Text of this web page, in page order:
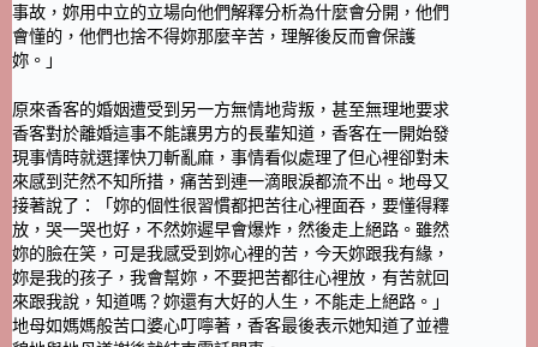
事故，妳用中立的立場向他們解釋分析為什麼會分開，他們
會懂的，他們也捨不得妳那麼辛苦，理解後反而會保護
妳。」
原來香客的婚姻遭受到另一方無情地背叛，甚至無理地要求
香客對於離婚這事不能讓男方的長輩知道，香客在一開始發
現事情時就選擇快刀斬亂麻，事情看似處理了但心裡卻對未
來感到茫然不知所措，痛苦到連一滴眼淚都流不出。地母又
接著說了：「妳的個性很習慣都把苦往心裡面吞，要懂得釋
放，哭一哭也好，不然妳遲早會爆炸，然後走上絕路。雖然
妳的臉在笑，可是我感受到妳心裡的苦，今天妳跟我有緣，
妳是我的孩子，我會幫妳，不要把苦都往心裡放，有苦就回
來跟我說，知道嗎？妳還有大好的人生，不能走上絕路。」
地母如媽媽般苦口婆心叮嚀著，香客最後表示她知道了並禮